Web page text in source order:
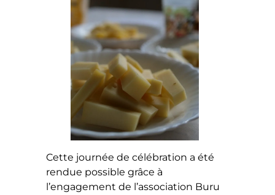
Cette journée de célébration a été
rendue possible grâce à
l’engagement de l’association Buru